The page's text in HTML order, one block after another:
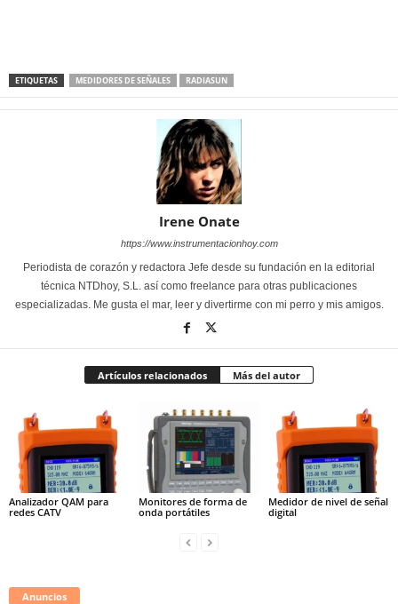
ETIQUETAS MEDIDORES DE SEÑALES RADIASUN
Irene Onate
https://www.instrumentacionhoy.com
Periodista de corazón y redactora Jefe desde su fundación en la editorial
técnica NTDhoy, S.L. así como freelance para otras publicaciones
especializadas. Me gusta el mar, leer y divertirme con mi perro y mis amigos.
Artículos relacionados Más del autor
Analizador QAM para
redes CATV
Monitores de forma de
onda portátiles
Medidor de nivel de señal
digital
Anuncios